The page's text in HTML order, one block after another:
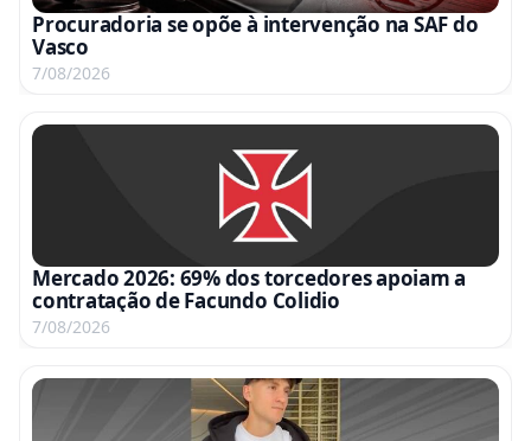
Procuradoria se opõe à intervenção na SAF do
Vasco
7/08/2026
Mercado 2026: 69% dos torcedores apoiam a
contratação de Facundo Colidio
7/08/2026